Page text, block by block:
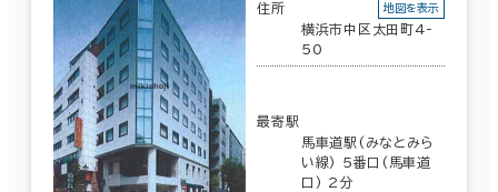
住所
横浜市中区太田町4-
50
地図を表示
最寄駅
馬車道駅(みなとみら
い線) 5番口(馬車道
口) 2分